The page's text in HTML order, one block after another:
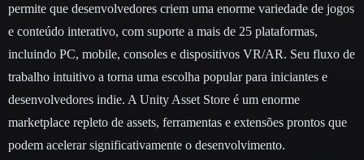
permite que desenvolvedores criem uma enorme variedade de jogos
e conteúdo interativo, com suporte a mais de 25 plataformas,
incluindo PC, mobile, consoles e dispositivos VR/AR. Seu fluxo de
trabalho intuitivo a torna uma escolha popular para iniciantes e
desenvolvedores indie. A Unity Asset Store é um enorme
marketplace repleto de assets, ferramentas e extensões prontos que
podem acelerar significativamente o desenvolvimento.